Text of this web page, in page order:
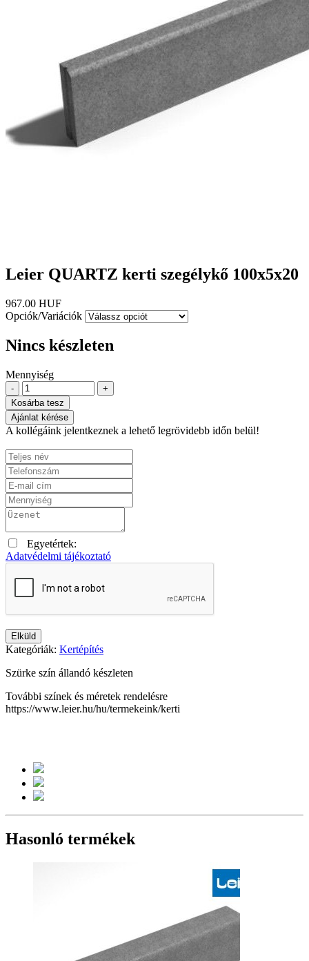
Leier QUARTZ kerti szegélykő 100x5x20
967.00 HUF
Opciók/Variációk
Nincs készleten
Mennyiség
-
+
Kosárba tesz
Ajánlat kérése
A kollégáink jelentkeznek a lehető legrövidebb időn belül!
Egyetértek:
Adatvédelmi tájékoztató
Elküld
Kategóriák: Kertépítés
Szürke szín állandó készleten
További színek és méretek rendelésre
https://www.leier.hu/hu/termekeink/kerti
Hasonló termékek